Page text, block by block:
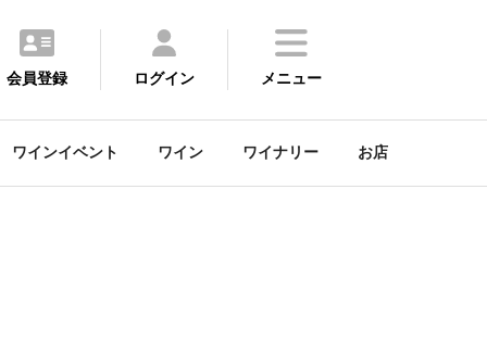
会員登録 ログイン メニュー
ワインイベント ワイン ワイナリー お店